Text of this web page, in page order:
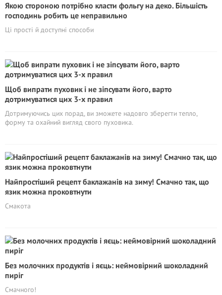
Якою стороною потрібно класти фольгу на деко. Більшість
господинь робить це неправильно
Ці прості й доступні способи
Щоб випрати пуховик і не зіпсувати його, варто
дотримуватися цих 3-х правил
Дотримуючись цих порад, ви зможете надовго зберегти тепло,
форму та охайний вигляд свого пуховика.
Найпростіший рецепт баклажанів на зиму! Смачно так, що
язик можна проковтнути
Смакота
Без молочних продуктів і яєць: неймовірний шоколадний
пиріг
Смачного!